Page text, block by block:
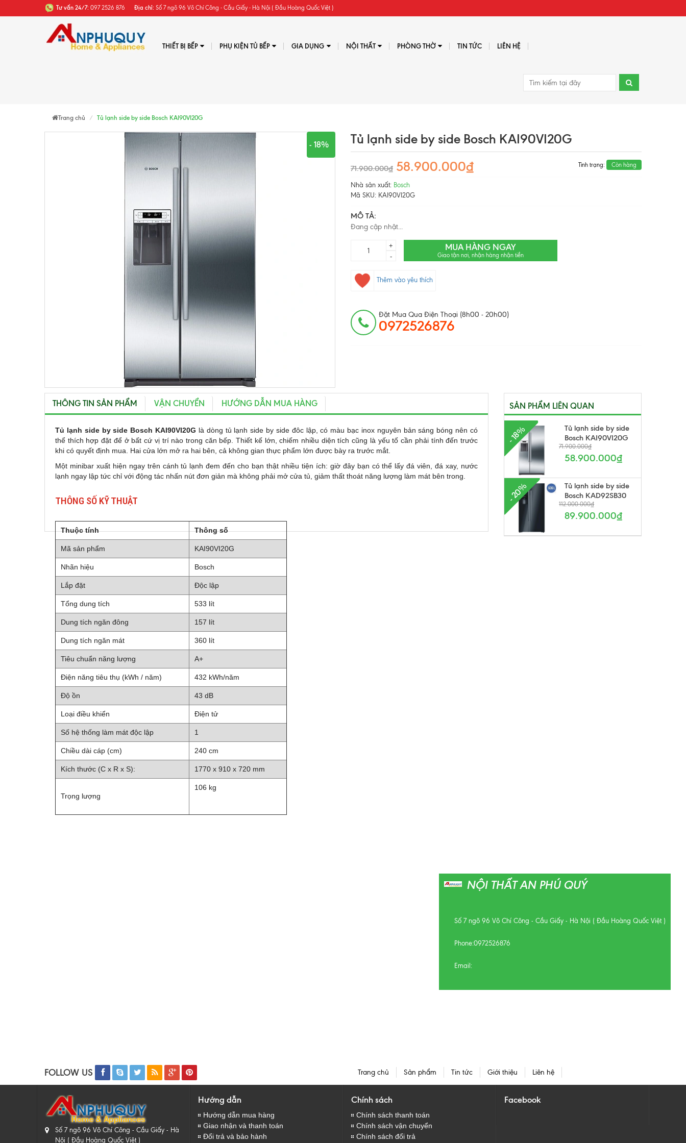
Tư vấn 24/7: 097 2526 876 Địa chỉ: Số 7 ngõ 96 Võ Chí Công - Cầu Giấy - Hà Nội ( Đầu Hoàng Quốc Việt )
THIẾT BỊ BẾP PHỤ KIỆN TỦ BẾP GIA DỤNG NỘI THẤT PHÒNG THỜ TIN TỨC LIÊN HỆ
Trang chủ Tủ lạnh side by side Bosch KAI90VI20G
- 18% Tủ lạnh side by side Bosch KAI90VI20G
71.900.000₫ 58.900.000₫ Tình trạng: Còn hàng
Nhà sản xuất: Bosch
Mã SKU: KAI90VI20G
MÔ TẢ:
Đang cập nhật...
+
-
MUA HÀNG NGAY
Giao tận nơi, nhận hàng nhận tiền
Thêm vào yêu thích
Đặt Mua Qua Điện Thoại (8h00 - 20h00)
0972526876
THÔNG TIN SẢN PHẨM VẬN CHUYỂN HƯỚNG DẪN MUA HÀNG
Tủ lạnh side by side Bosch KAI90VI20G là dòng tủ lạnh side by side đôc lập, có màu bạc inox nguyên bản sáng bóng nên có
thể thích hợp đặt để ở bất cứ vị trí nào trong căn bếp. Thiết kế lớn, chiếm nhiều diện tích cũng là yếu tố cần phải tính đến trước
khi có quyết định mua. Hai cửa lớn mở ra hai bên, cả không gian thực phẩm lớn được bày ra trước mắt.
Một minibar xuất hiện ngay trên cánh tủ lạnh đem đến cho bạn thật nhiều tiện ích: giờ đây bạn có thể lấy đá viên, đá xay, nước
lạnh ngay lập tức chỉ với động tác nhấn nút đơn giản mà không phải mở cửa tủ, giảm thất thoát năng lượng làm mát bên trong.
THÔNG SỐ KỸ THUẬT
Thuộc tính Thông số
Mã sản phẩm KAI90VI20G
Nhãn hiệu Bosch
Lắp đặt Độc lập
Tổng dung tích 533 lít
Dung tích ngăn đông 157 lít
Dung tích ngăn mát 360 lít
Tiêu chuẩn năng lượng A+
Điện năng tiêu thụ (kWh / năm) 432 kWh/năm
Độ ồn 43 dB
Loại điều khiển Điện tử
Số hệ thống làm mát độc lập 1
Chiều dài cáp (cm) 240 cm
Kích thước (C x R x S): 1770 x 910 x 720 mm
Trọng lượng
106 kg
SẢN PHẨM LIÊN QUAN
- 18%
Tủ lạnh side by side
Bosch KAI90VI20G
71.900.000₫
58.900.000₫
- 20%
Tủ lạnh side by side
Bosch KAD92SB30
112.000.000₫
89.900.000₫
NỘI THẤT AN PHÚ QUÝ
Số 7 ngõ 96 Võ Chí Công - Cầu Giấy - Hà Nội ( Đầu Hoàng Quốc Việt )
Phone:0972526876
Email:
FOLLOW US Trang chủ Sản phẩm Tin tức Giới thiệu Liên hệ
Số 7 ngõ 96 Võ Chí Công - Cầu Giấy - Hà
Nội ( Đầu Hoàng Quốc Việt )
Hướng dẫn
Hướng dẫn mua hàng
Giao nhận và thanh toán
Đổi trả và bảo hành
Chính sách
Chính sách thanh toán
Chính sách vận chuyển
Chính sách đổi trả
Facebook